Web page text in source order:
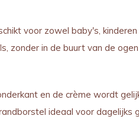
voor zowel baby's,
zonder in de buurt van de
en de crème wordt
ideaal voor dagelijks